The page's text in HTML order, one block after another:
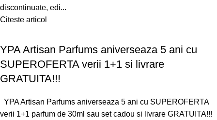
discontinuate, edi...
Citeste articol
YPA Artisan Parfums aniverseaza 5 ani cu
SUPEROFERTA verii 1+1 si livrare
GRATUITA!!!
YPA Artisan Parfums aniverseaza 5 ani cu SUPEROFERTA
verii 1+1 parfum de 30ml sau set cadou si livrare GRATUITA!!!